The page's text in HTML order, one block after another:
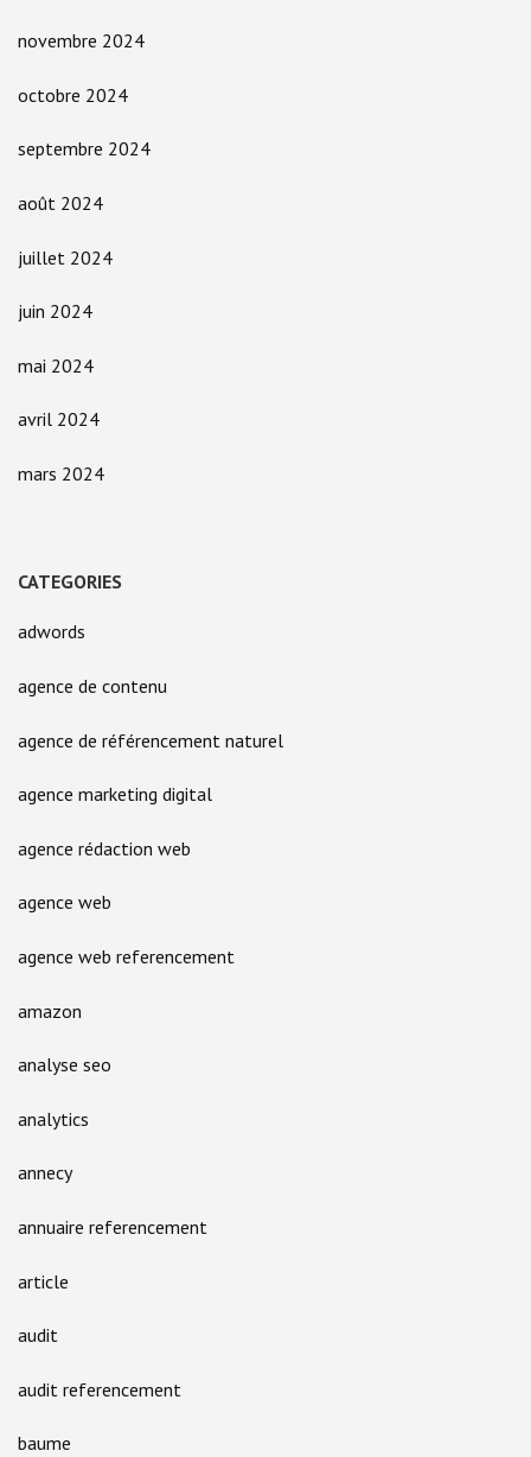
novembre 2024
octobre 2024
septembre 2024
août 2024
juillet 2024
juin 2024
mai 2024
avril 2024
mars 2024
CATEGORIES
adwords
agence de contenu
agence de référencement naturel
agence marketing digital
agence rédaction web
agence web
agence web referencement
amazon
analyse seo
analytics
annecy
annuaire referencement
article
audit
audit referencement
baume